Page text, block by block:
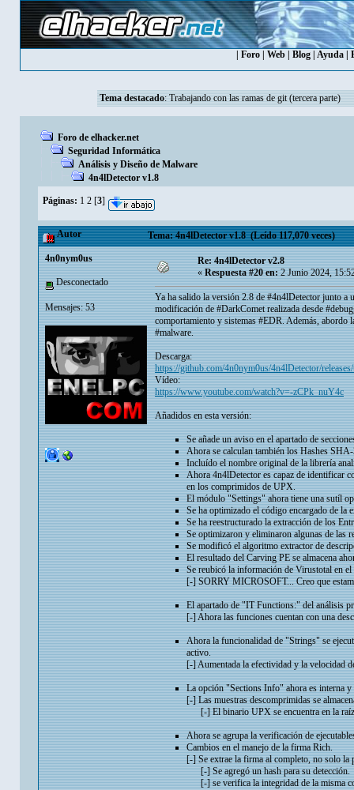
Foro| Web| Blog| Ayuda|
Tema destacado: Trabajando con las ramas de git (tercera parte)
Foro de elhacker.net
Seguridad Informática
Análisis y Diseño de Malware
4n4lDetector v1.8
Páginas: 1 2 [3]
Autor Tema: 4n4lDetector v1.8 (Leído 117,070 veces)
4n0nym0us
Desconectado
Mensajes: 53
Re: 4n4lDetector v2.8
«Respuesta #20 en:2 Junio 2024,
Ya ha salido la versión 2.8 de #4n4lDetector junto a
modificación de #DarkComet realizada desde
comportamiento y sistemas #EDR. Además,
#malware.
Descarga:
https://github.com/4n0nym0us/4n4lDetector/
Vídeo:
https://www.youtube.com/watch?v=-zCPk_nuY4c
Añadidos en esta versión:
Se añade un aviso en el apartado de
Ahora se calculan también los Hashes
Incluído el nombre original de la librería
Ahora 4n4lDetector es capaz de identificar
en los comprimidos de UPX.
El módulo "Settings" ahora tiene una sutíl
Se ha optimizado el código encargado de la
Se ha reestructurado la extracción de los
Se optimizaron y eliminaron algunas de las
Se modificó el algoritmo extractor de
El resultado del Carving PE se almacena
Se reubicó la información de Virustotal en
[-] SORRY MICROSOFT... Creo que
El apartado de "IT Functions:" del análisis
[-] Ahora las funciones cuentan con una
Ahora la funcionalidad de "Strings" se
activo.
[-] Aumentada la efectividad y la velocidad
La opción "Sections Info" ahora es interna
[-] Las muestras descomprimidas se
[-] El binario UPX se encuentra en la raíz
Ahora se agrupa la verificación de
Cambios en el manejo de la firma Rich.
[-] Se extrae la firma al completo, no solo la
[-] Se agregó un hash para su detección.
[-] se verifica la integridad de la misma